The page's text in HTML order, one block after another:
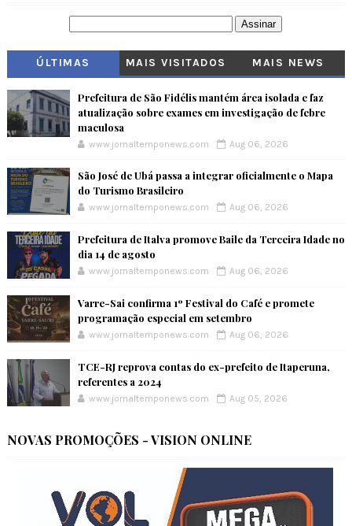
ÚLTIMAS MAIS VISITADOS MAIS NEWS
Prefeitura de São Fidélis mantém área isolada e faz
atualização sobre exames em investigação de febre
maculosa
www.jornaltemponews.com Aug 06, 2026
São José de Ubá passa a integrar oficialmente o Mapa
do Turismo Brasileiro
www.jornaltemponews.com Aug 06, 2026
Prefeitura de Italva promove Baile da Terceira Idade no
dia 14 de agosto
www.jornaltemponews.com Aug 06, 2026
Varre-Sai confirma 1º Festival do Café e promete
programação especial em setembro
www.jornaltemponews.com Aug 06, 2026
TCE-RJ reprova contas do ex-prefeito de Itaperuna,
referentes a 2024
www.jornaltemponews.com Aug 05, 2026
NOVAS PROMOÇÕES - VISION ONLINE